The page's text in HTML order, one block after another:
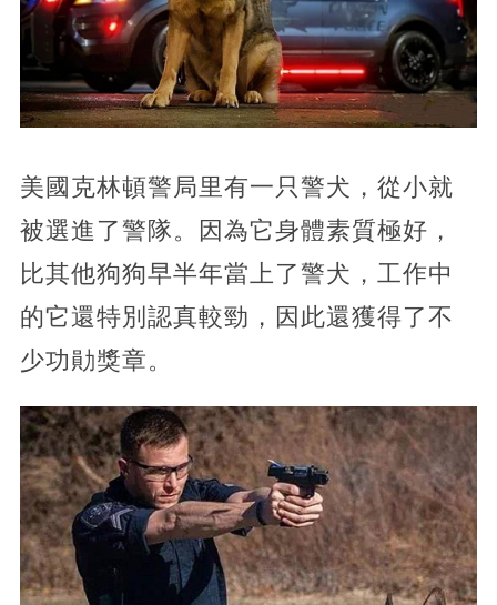
美國克林頓警局里有一只警犬，從小就
被選進了警隊。因為它身體素質極好，
比其他狗狗早半年當上了警犬，工作中
的它還特別認真較勁，因此還獲得了不
少功勛獎章。